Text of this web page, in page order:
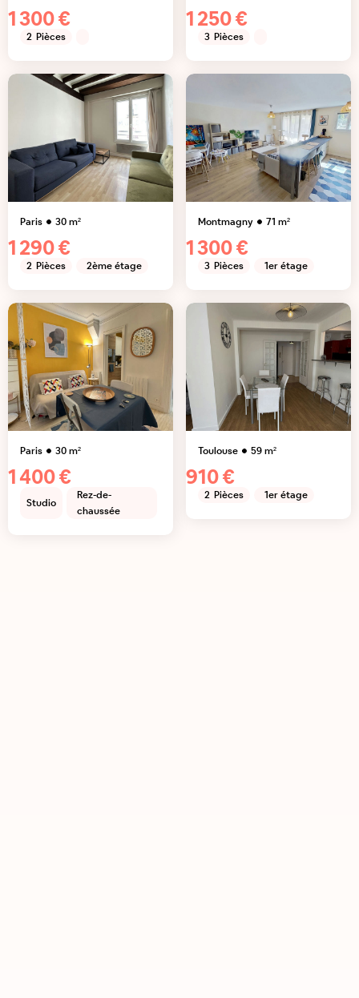
1 300 €
2 Pièces
1 250 €
3 Pièces
Paris 30m²
1 290 €
2 Pièces 2ème étage
Montmagny 71 m²
1 300 €
3 Pièces 1er étage
Paris 30m²
1 400 €
Studio
Rez-de-
chaussée
Toulouse 59m²
910 €
2 Pièces 1er étage